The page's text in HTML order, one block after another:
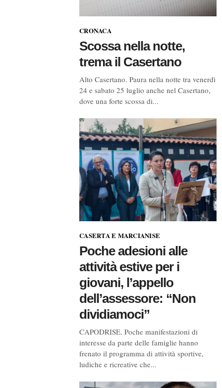
CRONACA
Scossa nella notte,
trema il Casertano
Alto Casertano. Paura nella notte tra venerdì
24 e sabato 25 luglio anche nel Casertano,
dove una forte scossa di...
CASERTA E MARCIANISE
Poche adesioni alle
attività estive per i
giovani, l’appello
dell’assessore: “Non
dividiamoci”
CAPODRISE. Poche manifestazioni di
interesse da parte delle famiglie hanno
frenato il programma di attività sportive,
ludiche e ricreative che...